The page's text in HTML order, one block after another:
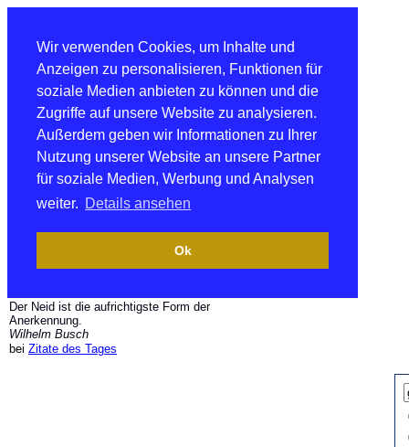
Wir verwenden Cookies, um Inhalte und
Anzeigen zu personalisieren, Funktionen für
soziale Medien anbieten zu können und die
Zugriffe auf unsere Website zu analysieren.
Außerdem geben wir Informationen zu Ihrer
Nutzung unserer Website an unsere Partner
für soziale Medien, Werbung und Analysen
weiter. Details ansehen
Ok
Der Neid ist die aufrichtigste Form der
Anerkennung.
Wilhelm Busch
bei Zitate des Tages